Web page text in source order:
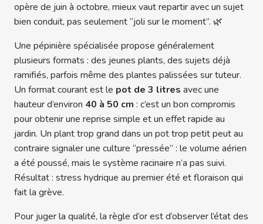
opère de juin à octobre, mieux vaut repartir avec un sujet
bien conduit, pas seulement “joli sur le moment”. 🌿
Une pépinière spécialisée propose généralement
plusieurs formats : des jeunes plants, des sujets déjà
ramifiés, parfois même des plantes palissées sur tuteur.
Un format courant est le pot de 3 litres avec une
hauteur d’environ 40 à 50 cm : c’est un bon compromis
pour obtenir une reprise simple et un effet rapide au
jardin. Un plant trop grand dans un pot trop petit peut au
contraire signaler une culture “pressée” : le volume aérien
a été poussé, mais le système racinaire n’a pas suivi.
Résultat : stress hydrique au premier été et floraison qui
fait la grève.
Pour juger la qualité, la règle d’or est d’observer l’état des